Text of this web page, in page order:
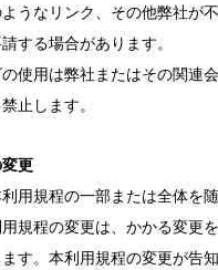
うなリンク、その他弊社が
する場合があります。
使用は弊社またはその関連
止します。
更
用規程の一部または全体を
規程の変更は、かかる変更
す。本利用規程の変更が告